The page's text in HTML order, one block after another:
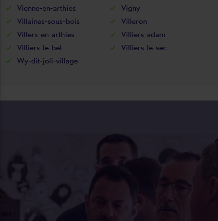
Vienne-en-arthies
Vigny
Villaines-sous-bois
Villeron
Villers-en-arthies
Villiers-adam
Villiers-le-bel
Villiers-le-sec
Wy-dit-joli-village